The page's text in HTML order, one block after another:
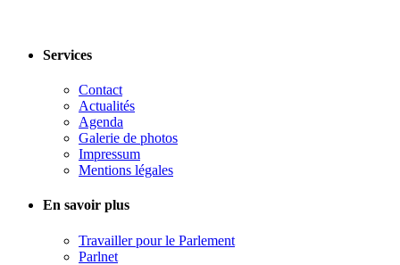
Services
Contact
Actualités
Agenda
Galerie de photos
Impressum
Mentions légales
En savoir plus
Travailler pour le Parlement
Parlnet